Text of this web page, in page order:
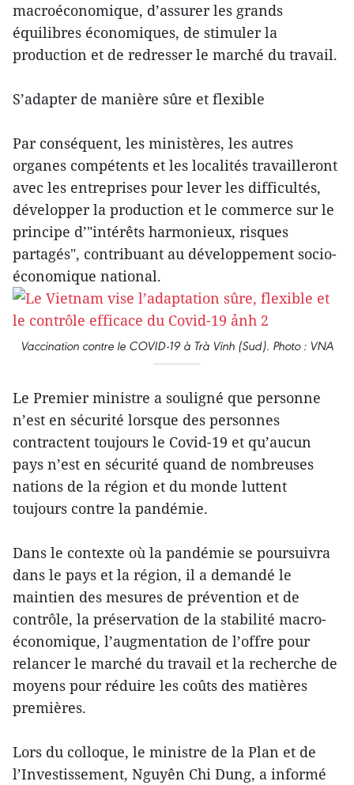
macroéconomique, d’assurer les grands
équilibres économiques, de stimuler la
production et de redresser le marché du travail.
S’adapter de manière sûre et flexible
Par conséquent, les ministères, les autres
organes compétents et les localités travailleront
avec les entreprises pour lever les difficultés,
développer la production et le commerce sur le
principe d’"intérêts harmonieux, risques
partagés", contribuant au développement socio-
économique national.
Vaccination contre le COVID-19 à Trà Vinh (Sud). Photo : VNA
Le Premier ministre a souligné que personne
n’est en sécurité lorsque des personnes
contractent toujours le Covid-19 et qu’aucun
pays n’est en sécurité quand de nombreuses
nations de la région et du monde luttent
toujours contre la pandémie.
Dans le contexte où la pandémie se poursuivra
dans le pays et la région, il a demandé le
maintien des mesures de prévention et de
contrôle, la préservation de la stabilité macro-
économique, l’augmentation de l’offre pour
relancer le marché du travail et la recherche de
moyens pour réduire les coûts des matières
premières.
Lors du colloque, le ministre de la Plan et de
l’Investissement, Nguyên Chi Dung, a informé